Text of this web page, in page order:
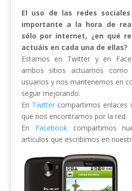
El uso de las redes
importante a la hora de
sólo por internet, ¿en qué
actuáis en cada una de ellas?
Estamos en Twitter y en
ambos sitios actuamos
usuarios y nos mantenemos en
seguir mejorando.
En Twittercompartimos enlaces
que nos encontramos por la red.
En Facebookcompartimos
artículos que escribimos en